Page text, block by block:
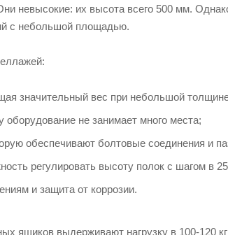
невысокие: их высота всего 500 мм.
с небольшой площадью.
значительный вес при небольшой
не занимает много места;
обеспечивают болтовые соединения и
регулировать высоту полок с шагом в
и защита от коррозии.
ящиков выдерживают нагрузку в 100-120